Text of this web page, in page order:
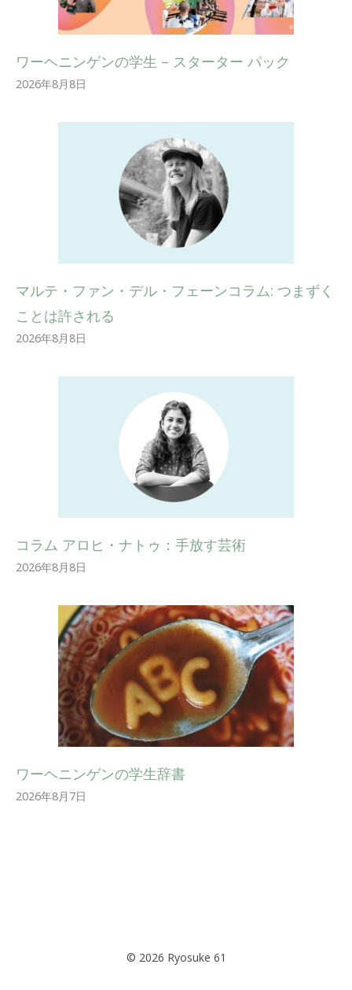
ワーヘニンゲンの学生 – スターター パック
2026年8月8日
マルテ・ファン・デル・フェーンコラム: つまずく
ことは許される
2026年8月8日
コラム アロヒ・ナトゥ：手放す芸術
2026年8月8日
ワーヘニンゲンの学生辞書
2026年8月7日
© 2026 Ryosuke 61